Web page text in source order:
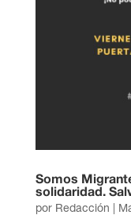
Somos
solidaridad.
por Redacción